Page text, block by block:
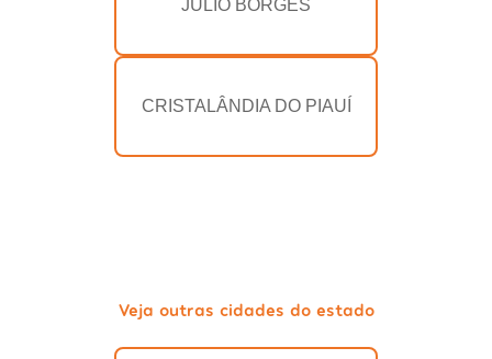
JÚLIO BORGES
CRISTALÂNDIA DO PIAUÍ
Veja outras cidades do estado